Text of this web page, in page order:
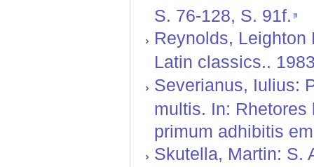
S. 76-128, S. 91f.
Reynolds, Leighton
Latin classics..
Severianus, Iulius:
multis. In:
primum adhibitis
Skutella, Martin: S.